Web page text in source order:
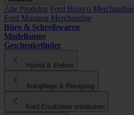
Alle Produkte Ford Bronco Merchandise
Ford Mustang Merchandise
Büro & Schreibwaren
Modellautos
Geschenkefinder
Hybrid & Elektro
Autopflege & Reinigung
Ford Ersatzteile entdecken